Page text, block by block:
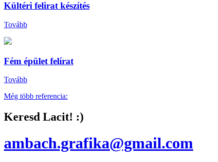
Kültéri felirat készítés
Tovább
Fém épület felírat
Tovább
Még több referencia:
Keresd Lacit! :)
ambach.grafika@gmail.com